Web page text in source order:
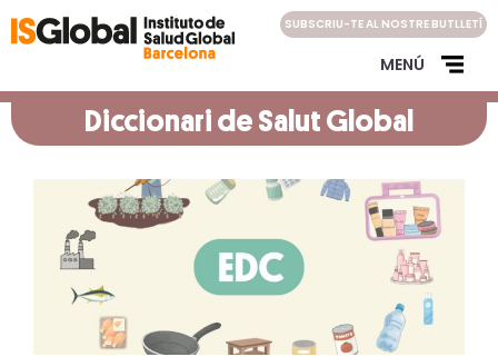
content
SUBSCRIU-TE AL NOSTRE BUTLLETÍ
MENÚ
Diccionari de Salut Global